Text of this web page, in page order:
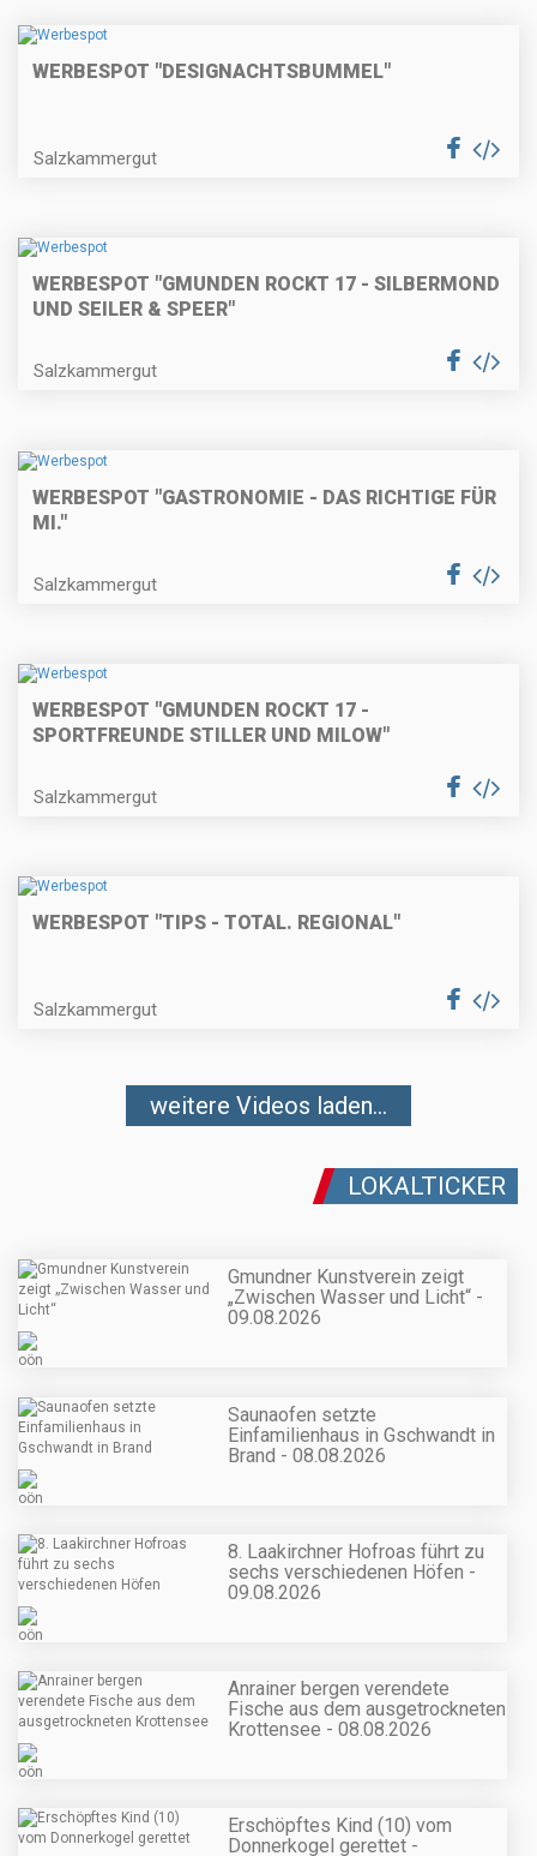
WERBESPOT "DESIGNACHTSBUMMEL"
Salzkammergut
WERBESPOT "GMUNDEN ROCKT 17 - SILBERMOND
UND SEILER & SPEER"
Salzkammergut
WERBESPOT "GASTRONOMIE - DAS RICHTIGE FÜR
MI."
Salzkammergut
WERBESPOT "GMUNDEN ROCKT 17 -
SPORTFREUNDE STILLER UND MILOW"
Salzkammergut
WERBESPOT "TIPS - TOTAL. REGIONAL"
Salzkammergut
weitere Videos laden...
LOKALTICKER
Gmundner Kunstverein zeigt
„Zwischen Wasser und Licht“ -
09.08.2026
Saunaofen setzte
Einfamilienhaus in Gschwandt in
Brand - 08.08.2026
8. Laakirchner Hofroas führt zu
sechs verschiedenen Höfen -
09.08.2026
Anrainer bergen verendete
Fische aus dem ausgetrockneten
Krottensee - 08.08.2026
Erschöpftes Kind (10) vom
Donnerkogel gerettet -